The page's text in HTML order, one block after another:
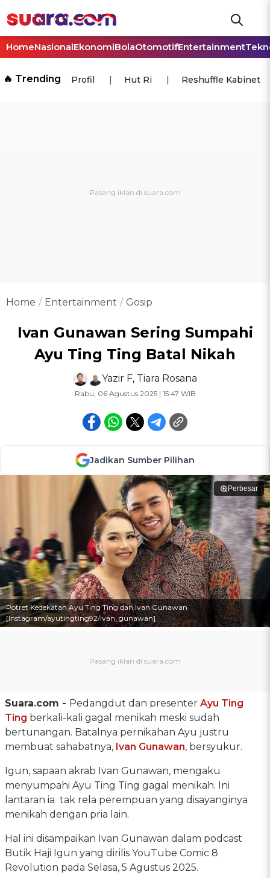
HomeNasionalEkonomiBolaOtomotifEntertainment
🔥 Trending Profil Hut Ri Reshuffle Kabinet
Home Entertainment Gosip
Ivan Gunawan Sering Sumpahi
Ayu Ting Ting Batal Nikah
Yazir F, Tiara Rosana
Rabu, 06 Agustus 2025 | 15:47 WIB
Jadikan Sumber Pilihan
Perbesar
Potret Kedekatan Ayu Ting Ting dan Ivan Gunawan
[Instagram/ayutingting92/ivan_gunawan]
Suara.com - Pedangdut dan presenter Ayu Ting
Ting berkali-kali gagal menikah meski sudah
bertunangan. Batalnya pernikahan Ayu justru
membuat sahabatnya, Ivan Gunawan, bersyukur.
Igun, sapaan akrab Ivan Gunawan, mengaku
menyumpahi Ayu Ting Ting gagal menikah. Ini
lantaran ia tak rela perempuan yang disayanginya
menikah dengan pria lain.
Hal ini disampaikan Ivan Gunawan dalam podcast
Butik Haji Igun yang dirilis YouTube Comic 8
Revolution pada Selasa, 5 Agustus 2025.